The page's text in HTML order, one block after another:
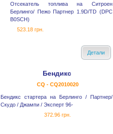
Отсекатель топлива на Ситроен
Берлинго/ Пежо Партнер 1.9D/TD (DPC
B0SCH)
523.18 грн.
Детали
Бендикс
CQ - CQ2010020
Бендикс стартера на Берлинго / Партнер/
Скудо / Джампи / Эксперт 96-
372.96 грн.